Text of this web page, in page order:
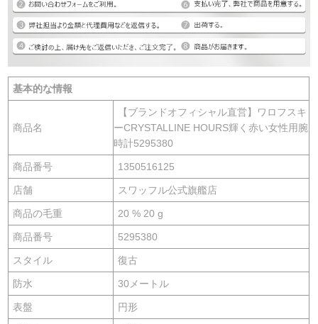
基本的な情報
商品名
【ブランドオフィシャル直営】ワロフスキ
ーCRYSTALLINE HOURS輝く赤い女性用腕
時計5295380
商品番号 1350516125
店舗 スワッフル公式旗艦店
商品の毛重 20 % 20 g
商品番号 5295380
スタイル 復古
防水 30メートル
表盤 円形